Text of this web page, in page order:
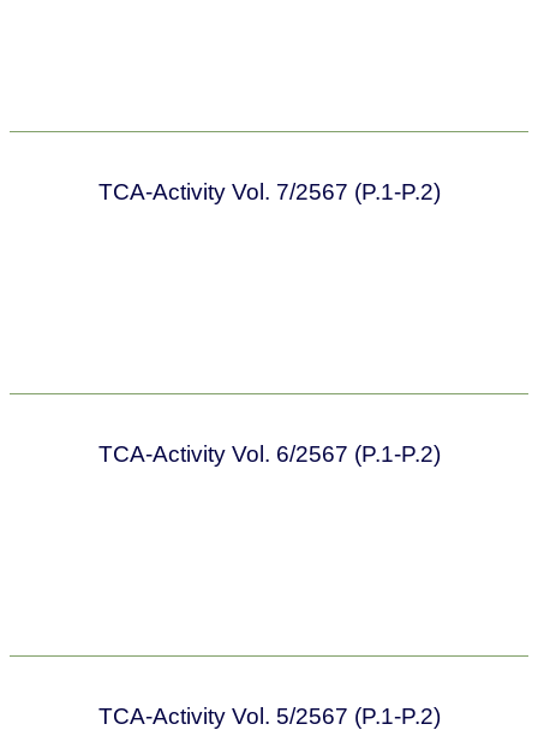
TCA-Activity Vol. 7/2567 (P.1-P.2)
TCA-Activity Vol. 6/2567 (P.1-P.2)
TCA-Activity Vol. 5/2567 (P.1-P.2)